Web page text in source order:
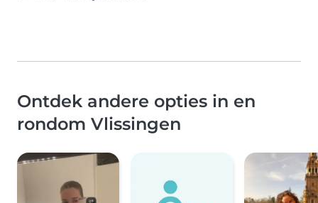
Ontdek andere opties in en
rondom Vlissingen